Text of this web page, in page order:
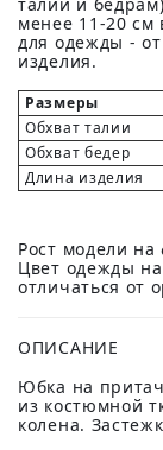
менее 11-20 см
для одежды -
изделия.
Размеры
Обхват талии
Обхват бедер
Длина изделия
Рост модели
Цвет одежды
отличаться от
ОПИСАНИЕ
Юбка на
из костюмной
колена.